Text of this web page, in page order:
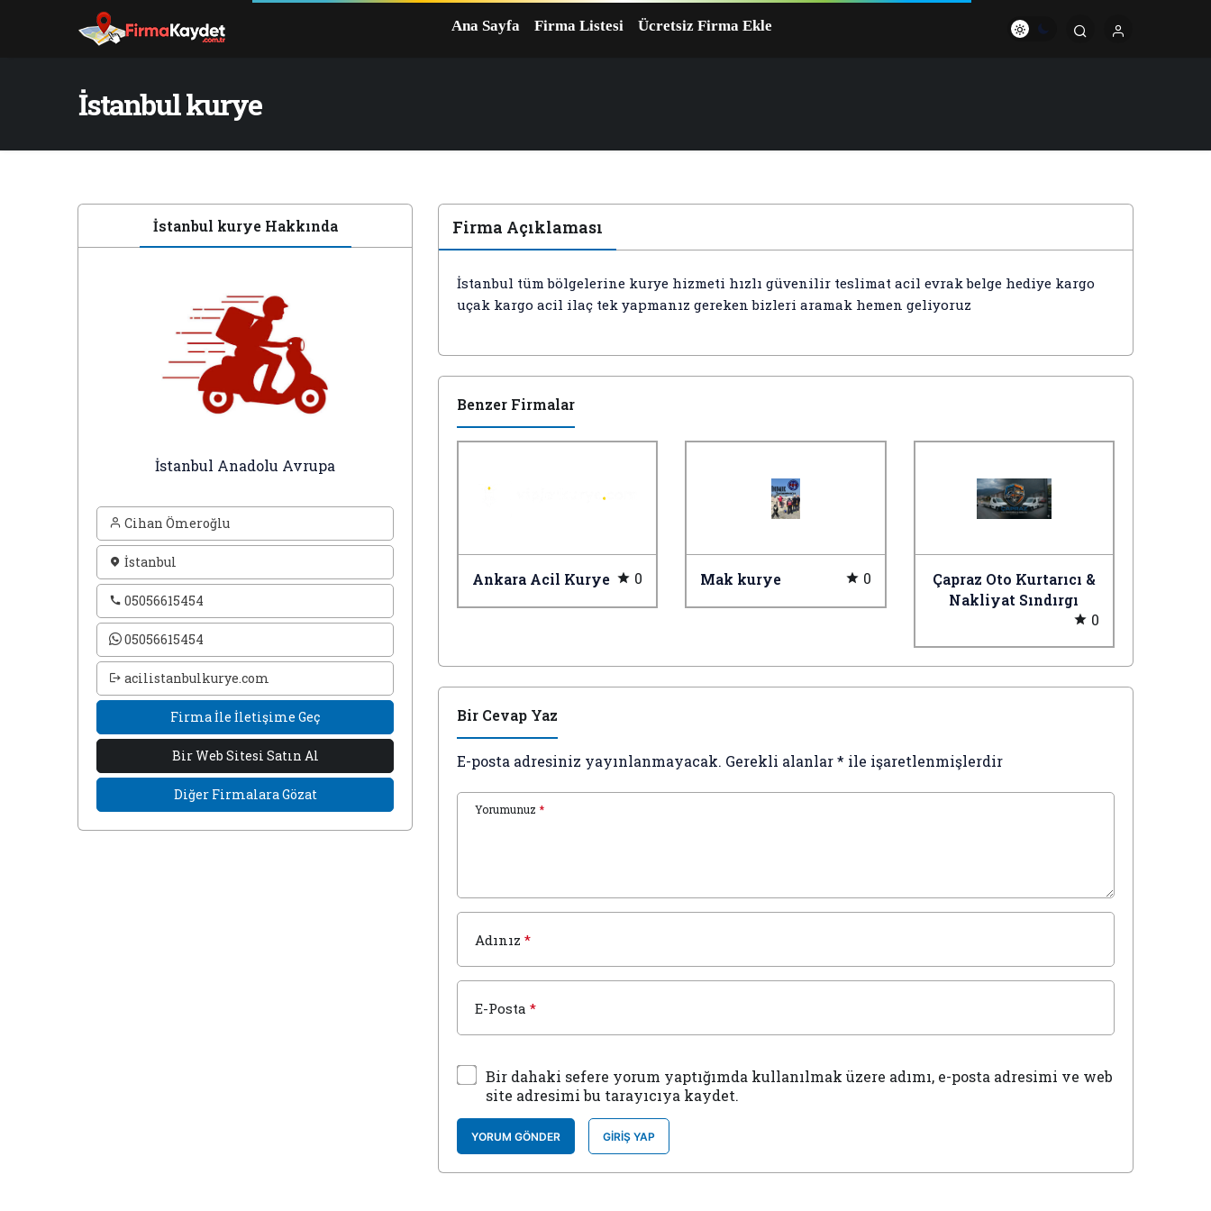
Ana Sayfa Firma Listesi Ücretsiz Firma Ekle
İstanbul kurye
İstanbul kurye Hakkında
İstanbul Anadolu Avrupa
Cihan Ömeroğlu
İstanbul
05056615454
05056615454
acilistanbulkurye.com
Firma İle İletişime Geç
Bir Web Sitesi Satın Al
Diğer Firmalara Gözat
Firma Açıklaması
İstanbul tüm bölgelerine kurye hizmeti hızlı güvenilir teslimat acil evrak belge hediye kargo
uçak kargo acil ilaç tek yapmanız gereken bizleri aramak hemen geliyoruz
Benzer Firmalar
Ankara Acil Kurye 0 Mak kurye 0
Çapraz Oto Kurtarıcı &
Nakliyat Sındırgı
0
Bir Cevap Yaz
E-posta adresiniz yayınlanmayacak. Gerekli alanlar* ile işaretlenmişlerdir
Yorumunuz *
Adınız *
E-Posta *
Bir dahaki sefere yorum yaptığımda kullanılmak üzere adımı, e-posta adresimi ve web
site adresimi bu tarayıcıya kaydet.
YORUM GÖNDER GIRIŞ YAP